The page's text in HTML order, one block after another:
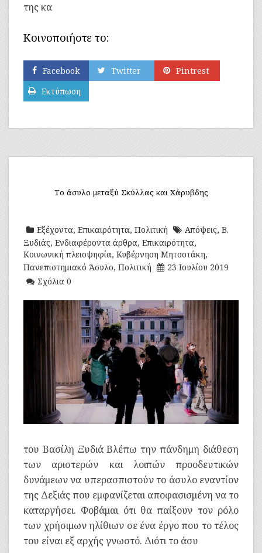
της κα
Κοινοποιήστε το:
Facebook Twitter
Pintrest
Εκτύπωση
Το άσυλο μεταξύ Σκύλλας και Χάρυβδης
Εξέχοντα, Επικαιρότητα, Πολιτική Απόψεις, Β.
Ξυδιάς, Ενδιαφέροντα άρθρα, Επικαιρότητα,
Κοινωνική πλειοψηφία, Κυβέρνηση Μητσοτάκη,
Πανεπιστημιακό Άσυλο, Πολιτική
23 Ιουλίου 2019
Σχόλια 0
του Βασίλη Ξυδιά Βλέπω την πάνδημη διάθεση
των αριστερών και λοιπών προοδευτικών
δυνάμεων να υπερασπιστούν το άσυλο εναντίον
της Δεξιάς που εμφανίζεται αποφασισμένη να το
καταργήσει. Φοβάμαι ότι θα παίξουν τον ρόλο
των χρήσιμων ηλίθιων σε ένα έργο που το τέλος
του είναι εξ αρχής γνωστό. Διότι το άσυ